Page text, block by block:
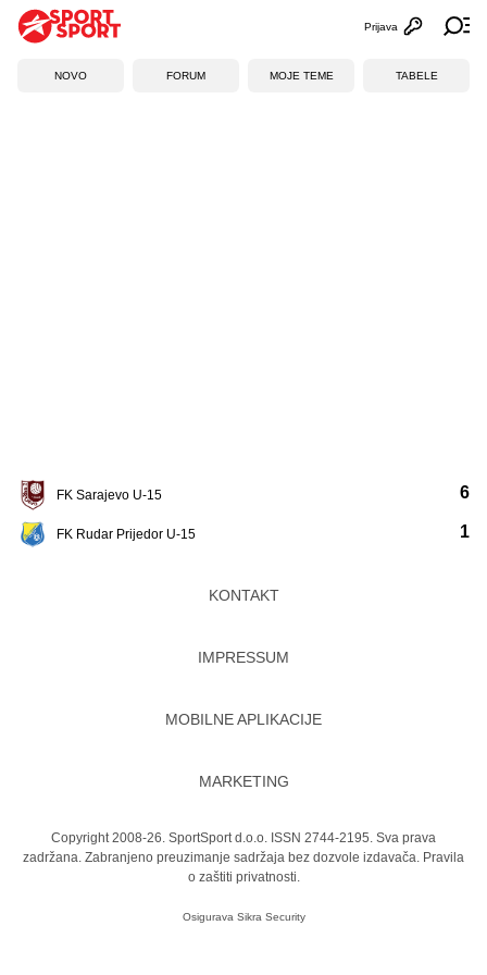
Otvori
Prijava
NOVO FORUM MOJE TEME TABELE
FK Sarajevo U-15
FK Rudar Prijedor U-15
6
1
KONTAKT
IMPRESSUM
MOBILNE APLIKACIJE
MARKETING
Copyright 2008-26. SportSport d.o.o. ISSN 2744-2195. Sva prava
zadržana. Zabranjeno preuzimanje sadržaja bez dozvole izdavača. Pravila
o zaštiti privatnosti.
Osigurava Sikra Security